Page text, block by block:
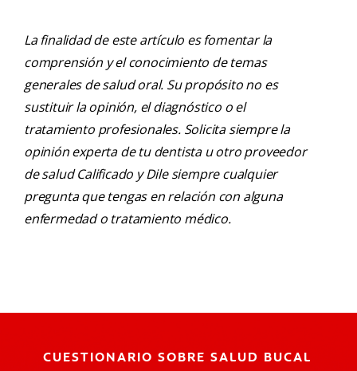
La finalidad de este artículo es fomentar la
comprensión y el conocimiento de temas
generales de salud oral. Su propósito no es
sustituir la opinión, el diagnóstico o el
tratamiento profesionales. Solicita siempre la
opinión experta de tu dentista u otro proveedor
de salud Calificado y Dile siempre cualquier
pregunta que tengas en relación con alguna
enfermedad o tratamiento médico.
CUESTIONARIO SOBRE SALUD BUCAL